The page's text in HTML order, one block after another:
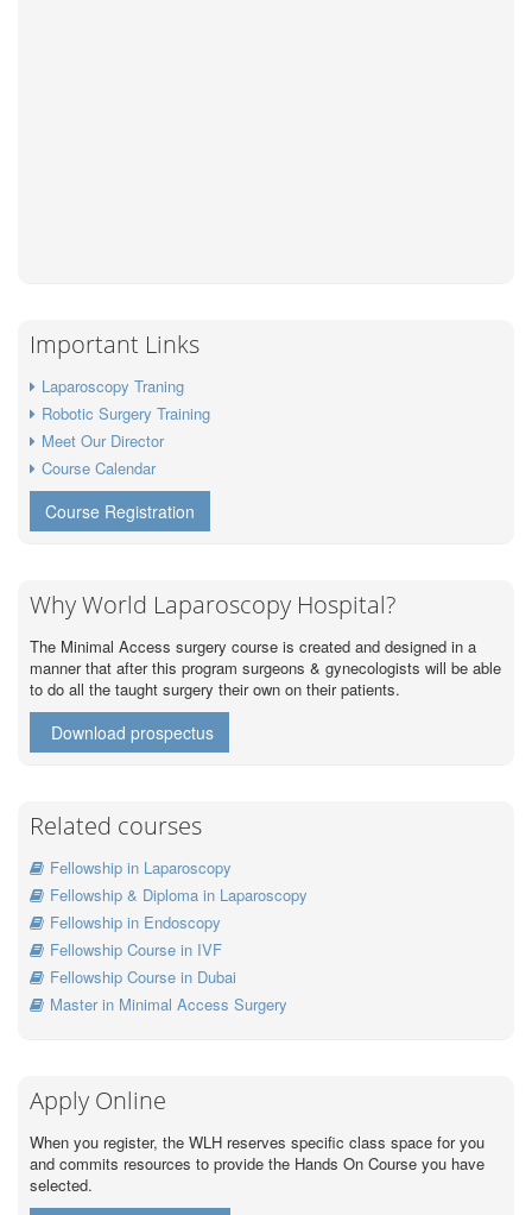
Important Links
Laparoscopy Traning
Robotic Surgery Training
Meet Our Director
Course Calendar
Course Registration
Why World Laparoscopy Hospital?
The Minimal Access surgery course is created and designed in a
manner that after this program surgeons & gynecologists will be able
to do all the taught surgery their own on their patients.
Download prospectus
Related courses
Fellowship in Laparoscopy
Fellowship & Diploma in Laparoscopy
Fellowship in Endoscopy
Fellowship Course in IVF
Fellowship Course in Dubai
Master in Minimal Access Surgery
Apply Online
When you register, the WLH reserves specific class space for you
and commits resources to provide the Hands On Course you have
selected.